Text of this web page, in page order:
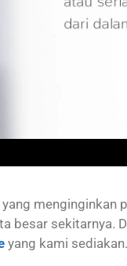
menginginkan
besar sekitarnya.
yang kami sediakan.